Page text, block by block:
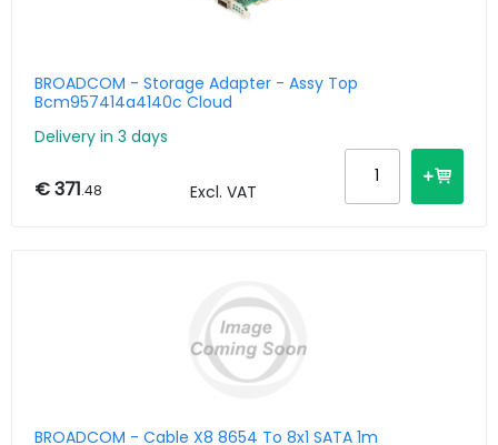
BROADCOM - Storage Adapter - Assy Top
Bcm957414a4140c Cloud
Delivery in 3 days
€ 371.48 Excl. VAT
BROADCOM - Cable X8 8654 To 8x1 SATA 1m